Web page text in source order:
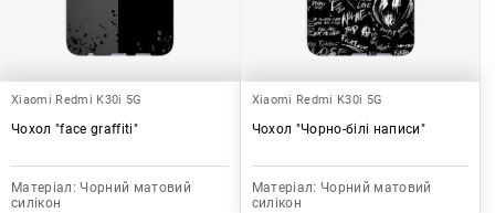
Xiaomi Redmi K30i 5G
Чохол "face graffiti"
Матеріал: Чорний матовий
силікон
Xiaomi Redmi K30i 5G
Чохол "Чорно-білі написи"
Матеріал: Чорний матовий
силікон